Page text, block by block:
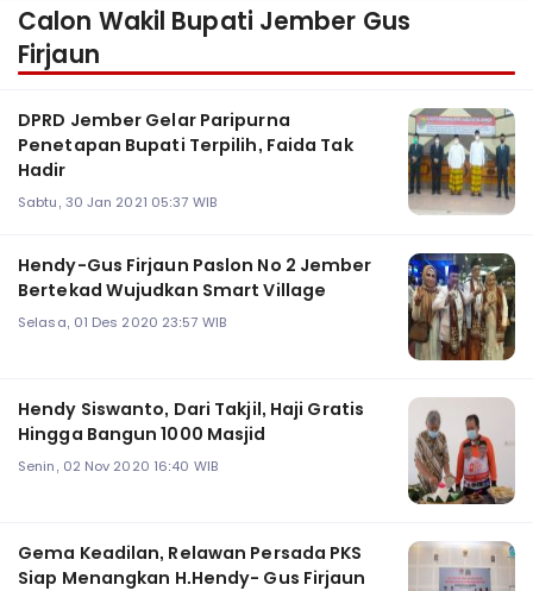
Calon Wakil Bupati Jember Gus
Firjaun
DPRD Jember Gelar Paripurna
Penetapan Bupati Terpilih, Faida Tak
Hadir
Sabtu, 30 Jan 2021 05:37 WIB
Hendy-Gus Firjaun Paslon No 2 Jember
Bertekad Wujudkan Smart Village
Selasa, 01 Des 2020 23:57 WIB
Hendy Siswanto, Dari Takjil, Haji Gratis
Hingga Bangun 1000 Masjid
Senin, 02 Nov 2020 16:40 WIB
Gema Keadilan, Relawan Persada PKS
Siap Menangkan H.Hendy- Gus Firjaun